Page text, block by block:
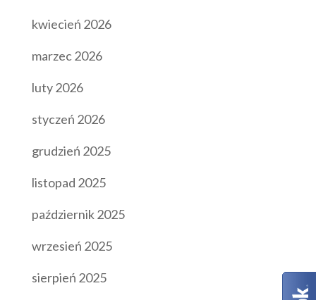
kwiecień 2026
marzec 2026
luty 2026
styczeń 2026
grudzień 2025
listopad 2025
październik 2025
wrzesień 2025
sierpień 2025